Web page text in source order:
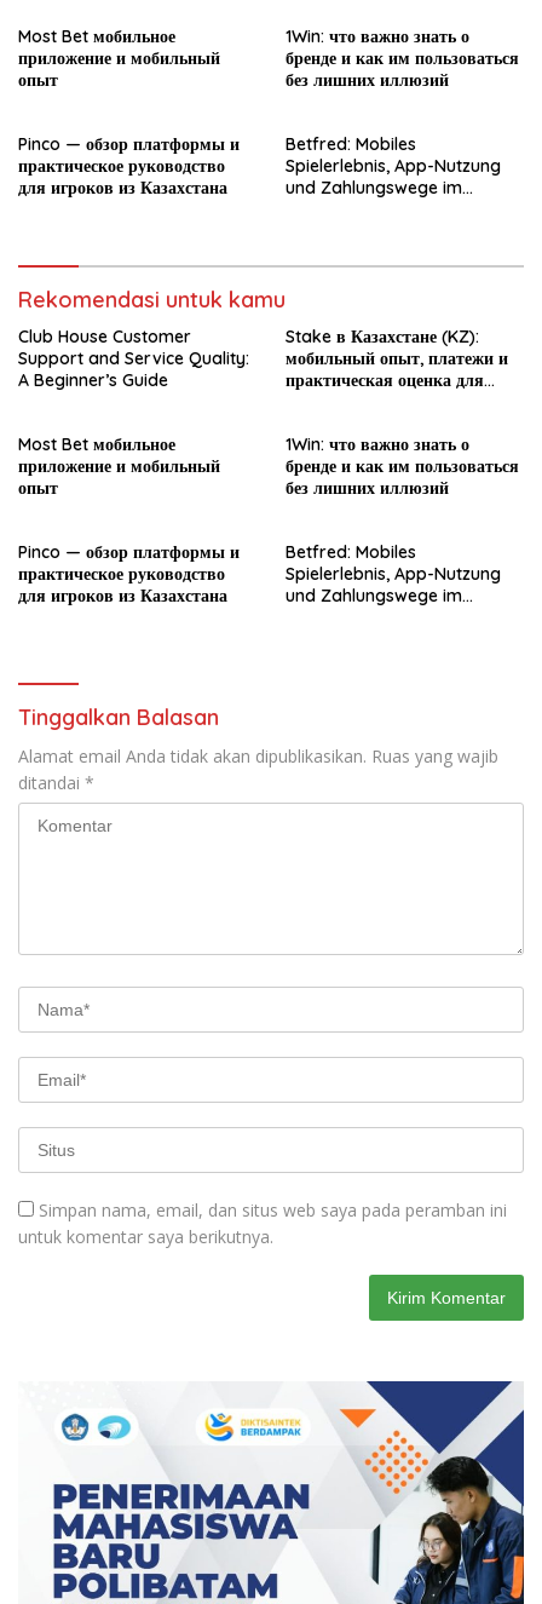
Most Bet мобильное
приложение и мобильный
опыт
1Win: что важно знать о
бренде и как им пользоваться
без лишних иллюзий
Pinco — обзор платформы и
практическое руководство
для игроков из Казахстана
Betfred: Mobiles
Spielerlebnis, App-Nutzung
und Zahlungswege im
Rekomendasi untuk kamu
Club House Customer
Support and Service Quality:
A Beginner’s Guide
Stake в Казахстане (KZ):
мобильный опыт, платежи и
практическая оценка для
Most Bet мобильное
приложение и мобильный
опыт
1Win: что важно знать о
бренде и как им пользоваться
без лишних иллюзий
Pinco — обзор платформы и
практическое руководство
для игроков из Казахстана
Betfred: Mobiles
Spielerlebnis, App-Nutzung
und Zahlungswege im
Tinggalkan Balasan
Alamat email Anda tidak akan dipublikasikan. Ruas yang wajib
ditandai *
Simpan nama, email, dan situs web saya pada peramban ini
untuk komentar saya berikutnya.